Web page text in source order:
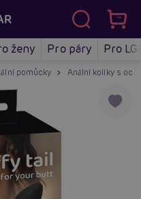
ženy Pro páry Pro
pomůcky Anální kolíky s